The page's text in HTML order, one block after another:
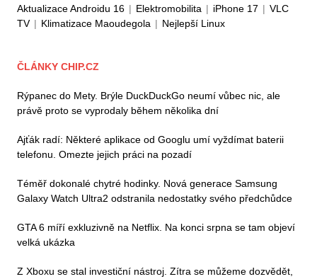
Aktualizace Androidu 16 | Elektromobilita | iPhone 17 | VLC
TV | Klimatizace Maoudegola | Nejlepší Linux
ČLÁNKY CHIP.CZ
Rýpanec do Mety. Brýle DuckDuckGo neumí vůbec nic, ale
právě proto se vyprodaly během několika dní
Ajťák radí: Některé aplikace od Googlu umí vyždímat baterii
telefonu. Omezte jejich práci na pozadí
Téměř dokonalé chytré hodinky. Nová generace Samsung
Galaxy Watch Ultra2 odstranila nedostatky svého předchůdce
GTA 6 míří exkluzivně na Netflix. Na konci srpna se tam objeví
velká ukázka
Z Xboxu se stal investiční nástroj. Zítra se můžeme dozvědět,